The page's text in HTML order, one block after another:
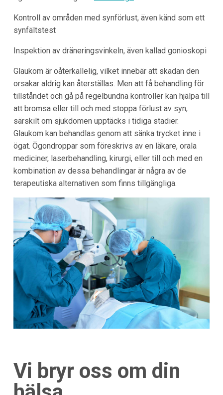
Kontroll av områden med synförlust, även känd som ett
synfältstest
Inspektion av dräneringsvinkeln, även kallad gonioskopi
Glaukom är oåterkallelig, vilket innebär att skadan den
orsakar aldrig kan återställas. Men att få behandling för
tillståndet och gå på regelbundna kontroller kan hjälpa till
att bromsa eller till och med stoppa förlust av syn,
särskilt om sjukdomen upptäcks i tidiga stadier.
Glaukom kan behandlas genom att sänka trycket inne i
ögat. Ögondroppar som föreskrivs av en läkare, orala
mediciner, laserbehandling, kirurgi, eller till och med en
kombination av dessa behandlingar är några av de
terapeutiska alternativen som finns tillgängliga.
Vi bryr oss om din